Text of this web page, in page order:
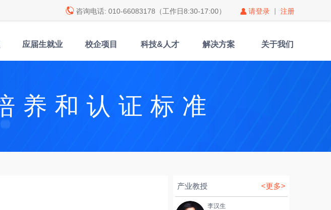
咨询电话: 010-66083178（工作日8:30-17:00） 请登录 注册
应届生就业 校企项目 科技&人才 解决方案 关于我们
养和认证标准
产业教授 <更多>
李汉生